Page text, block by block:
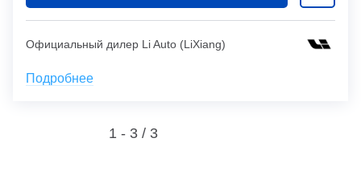
Официальный дилер Li Auto (LiXiang)
Подробнее
1 - 3 / 3